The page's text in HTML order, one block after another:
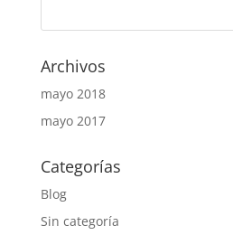
Archivos
mayo 2018
mayo 2017
Categorías
Blog
Sin categoría